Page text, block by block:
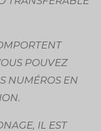
POUVEZ
NUMÉROS EN
IL EST